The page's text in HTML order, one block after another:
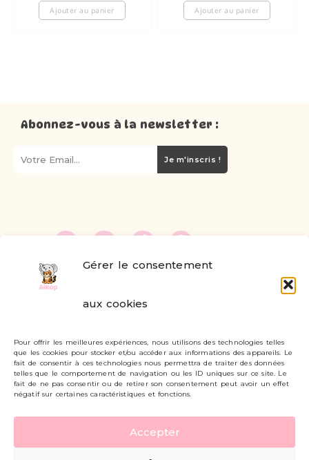
Gérer le consentement
aux cookies
Pour offrir les meilleures expériences, nous utilisons des technologies telles
que les cookies pour stocker et/ou accéder aux informations des appareils. Le
fait de consentir à ces technologies nous permettra de traiter des données
telles que le comportement de navigation ou les ID uniques sur ce site. Le
fait de ne pas consentir ou de retirer son consentement peut avoir un effet
négatif sur certaines caractéristiques et fonctions.
Accepter
Ajouter au panier Ajouter au panier
Abonnez-vous à la newsletter :
Je m'inscris !
Livraisons et retours
Mon compte
Carte cadeau
Politique de confidentialité